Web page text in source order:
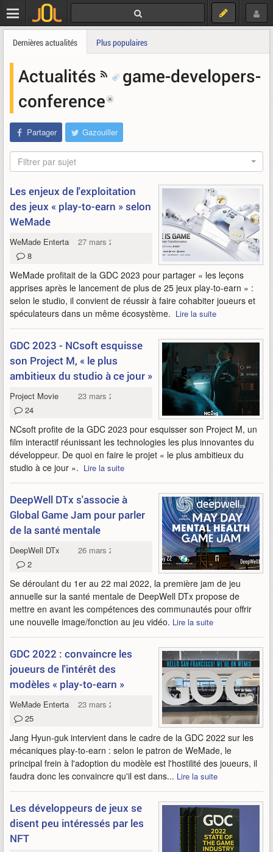
Dernières actualités Plus populaires
Actualités
game-developers-
conference
Partager Gazouiller
Filtrer par sujet
Les enjeux de l'exploitation
des jeux « play-to-earn » selon
WeMade
WeMade Entertainment27 mars 2023
8
WeMade profitait de la GDC 2023 pour partager « les leçons
apprises après le lancement de plus de 25 jeux play-to-earn » :
selon le studio, il convient de réussir à faire cohabiter joueurs et
spéculateurs dans un même écosystème. Lire la suite
GDC 2023 - NCsoft esquisse
son Project M, « le plus
ambitieux du studio à ce jour »
Project Movie
23 mars 2023
24
NCsoft profite de la GDC 2023 pour esquisser son Project M, un
film interactif réunissant les technologies les plus innovantes du
développeur. De quoi en faire le projet « le plus ambitieux du
studio à ce jour ». Lire la suite
DeepWell DTx s'associe à
Global Game Jam pour parler
de la santé mentale
DeepWell DTx
26 mars 2022
2
Se déroulant du 1er au 22 mai 2022, la première jam de jeu
annuelle sur la santé mentale de DeepWell DTx propose de
mettre en avant les compétences des communautés pour offrir
une nouvelle image/fonction au jeu vidéo. Lire la suite
GDC 2022 : convaincre les
joueurs de l'intérêt des
modèles « play-to-earn »
WeMade Entertainment23 mars 2022
25
Jang Hyun-guk intervient dans le cadre de la GDC 2022 sur les
mécaniques play-to-earn : selon le patron de WeMade, le
principal frein à l'adoption du modèle est l'hostilité des joueurs, il
faudra donc les convaincre qu'il est dans... Lire la suite
Les développeurs de jeux se
disent peu intéressés par les
NFT